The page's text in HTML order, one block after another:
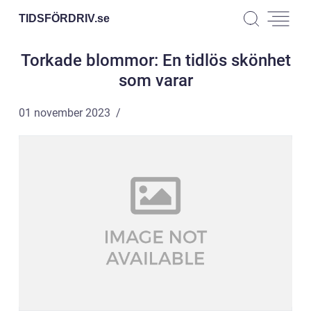
TIDSFÖRDRIV.se
Torkade blommor: En tidlös skönhet
som varar
01 november 2023